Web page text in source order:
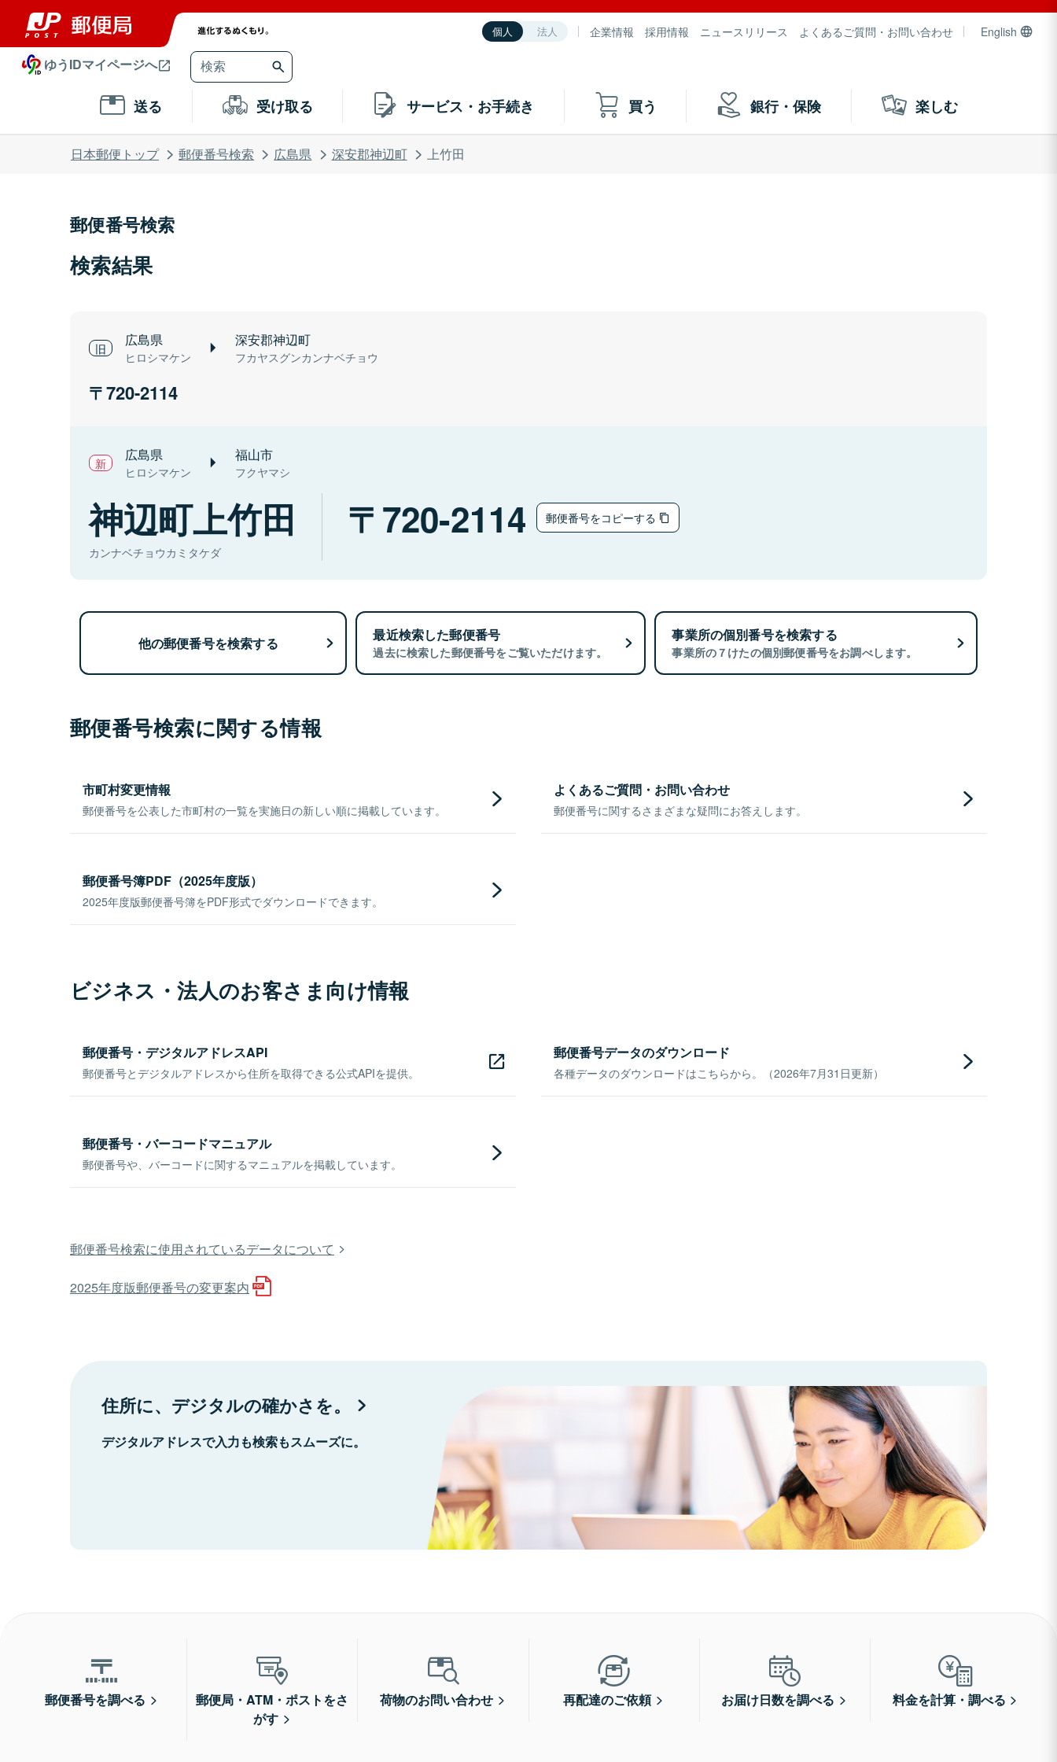
個人 法人 企業情報 採用情報 ニュースリリース よくあるご質問・お問い合わせ English
ゆうIDマイページへ
送る 受け取る サービス・お手続き 買う 銀行・保険 楽しむ
日本郵便トップ 郵便番号検索 広島県 深安郡神辺町 上竹田
郵便番号検索
検索結果
広島県
ヒロシマケン
深安郡神辺町
フカヤスグンカンナベチョウ
720-2114
広島県
ヒロシマケン
福山市
フクヤマシ
神辺町上竹田
カンナベチョウカミタケダ
720-2114 郵便番号をコピーする
他の郵便番号を検索する 最近検索した郵便番号
過去に検索した郵便番号をご覧いただけます。
事業所の個別番号を検索する
事業所の７けたの個別郵便番号をお調べします。
郵便番号検索に関する情報
市町村変更情報
郵便番号を公表した市町村の一覧を実施日の新しい順に掲載しています。
よくあるご質問・お問い合わせ
郵便番号に関するさまざまな疑問にお答えします。
郵便番号簿PDF（2025年度版）
2025年度版郵便番号簿をPDF形式でダウンロードできます。
ビジネス・法人のお客さま向け情報
郵便番号・デジタルアドレスAPI
郵便番号とデジタルアドレスから住所を取得できる公式APIを提供。
郵便番号データのダウンロード
各種データのダウンロードはこちらから。（2026年7月31日更新）
郵便番号・バーコードマニュアル
郵便番号や、バーコードに関するマニュアルを掲載しています。
郵便番号検索に使用されているデータについて
2025年度版郵便番号の変更案内
住所に、デジタルの確かさを。
デジタルアドレスで入力も検索もスムーズに。
郵便番号を調べる
郵便局・ATM・ポストをさ
がす
荷物のお問い合わせ 再配達のご依頼 お届け日数を調べる 料金を計算・調べる